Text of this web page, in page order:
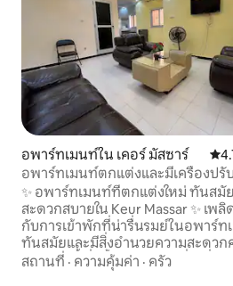
อพาร์ทเมนท์ใน เคอร์ มัสซาร์ คะ
อพาร์ทเมนท์ตกแต่งและมีเครื่องปรับ
อากาศ ทางออก 09 ทางด่วน
✨ อพาร์ทเมนท์ที่ตกแต่งใหม่ ทันสมั
สะดวกสบายใน Keur Massar ✨ เพลิดเพลิน
กับการเข้าพักที่น่ารื่นรมย์ในอพาร์ท
ทันสมัยและมีสิ่งอำนวยความสะดวก
ครันแห่งนี้ ซึ่งตั้งอยู่ในทำเลที่ดีเยี่ยมใ
Keur Massar ห่างจาก Djolof Chicken
สถานที่ · ความคุ้มค่า · ครัว